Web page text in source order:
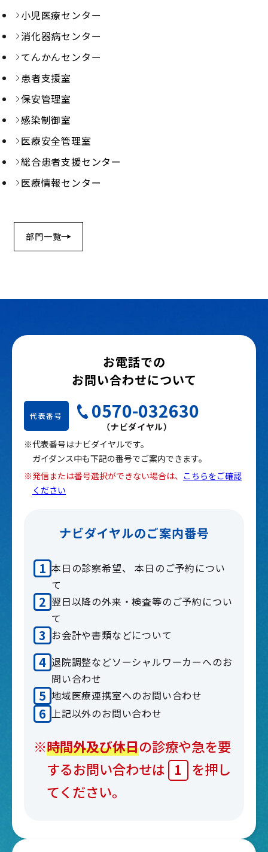
部門一覧
小児医療センター
消化器病センター
てんかんセンター
患者支援室
保安管理室
感染制御室
医療安全管理室
総合患者支援センター
医療情報センター
お電話での
お問い合わせについて
代表番号 0570-032630
（ナビダイヤル）
※代表番号はナビダイヤルです。
ガイダンス中も下記の番号でご案内できます。
※発信または番号選択ができない場合は、 こちらをご確認
ください
ナビダイヤルのご案内番号
本日の診察希望、 本日のご予約につい
て
翌日以降の外来・検査等のご予約につい
て
お会計や書類などについて
退院調整などソーシャルワーカーへのお
問い合わせ
地域医療連携室へのお問い合わせ
上記以外のお問い合わせ
※時間外及び休日の診療や急を要
するお問い合わせは 1 を押し
てください。